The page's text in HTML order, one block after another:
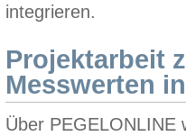
integrieren.
Projektarbeit
Messwerten
Über PEGELONLINE